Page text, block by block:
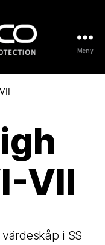
Meny
VII
i SS